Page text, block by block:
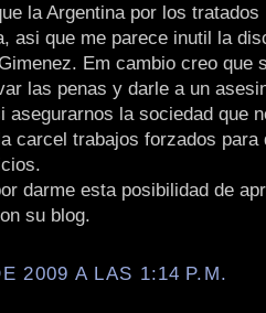
la Argentina por los
asi que me parece inutil la
Em cambio creo que
las penas y darle a un
asegurarnos la sociedad que
carcel trabajos forzados para
darme esta posibilidad de
su blog.
2009 A LAS 1:14 P.M.